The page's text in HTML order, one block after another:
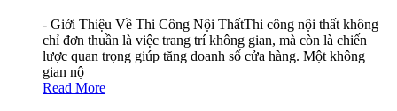
- Giới Thiệu Về Thi Công Nội ThấtThi công nội thất không
chỉ đơn thuần là việc trang trí không gian, mà còn là chiến
lược quan trọng giúp tăng doanh số cửa hàng. Một không
gian nộ
Read More